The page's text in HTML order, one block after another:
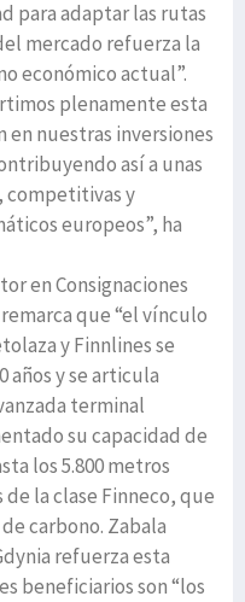
para adaptar las rutas
mercado refuerza la
económico actual”.
plenamente esta
en nuestras inversiones
así a unas
competitivas y
europeos”, ha
en Consignaciones
que “el vínculo
y Finnlines se
años y se articula
terminal
su capacidad de
los 5.800 metros
la clase Finneco, que
carbono. Zabala
refuerza esta
beneficiarios son “los